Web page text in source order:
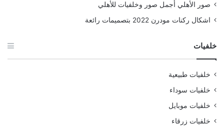
صور الأهلي أجمل صور وخلفيات للأهلي
اشكال ركنات مودرن 2022 بتصميمات رائعة
خلفيات
خلفيات طبيعية
خلفيات سوداء
خلفيات موبايل
خلفيات زرقاء